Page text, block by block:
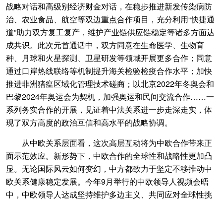
战略对话和高级别经济财金对话，在稳步推进新发传染病防
治、农业食品、航空等双边重点合作项目，充分利用“快捷通
道”助力双方复工复产，维护产业链供应链稳定等诸多方面达
成共识。此次元首通话中，双方同意在生命医学、生物育
种、月球和火星探测、卫星研发等领域开展更多合作；同意
通过口岸热线联络等机制提升海关检验检疫合作水平；加快
推进非洲猪瘟区域化管理技术磋商；以北京2022年冬奥会和
巴黎2024年奥运会为契机，加强奥运和民间交流合作……一
系列务实合作的开展，见证着中法关系进一步走深走实，体
现了双方高度的政治互信和高水平的战略协调。
从中欧关系层面看，这次高层互动将为中欧合作带来正
面示范效应。新形势下，中欧合作的全球性和战略性更加凸
显。无论国际风云如何变幻，中方都致力于坚定不移推动中
欧关系健康稳定发展。今年9月举行的中欧领导人视频会晤
中，中欧领导人达成坚持维护多边主义、共同应对全球性挑